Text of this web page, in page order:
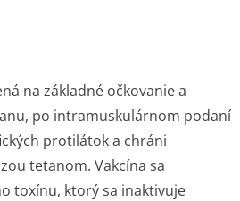
na základné očkovanie a
po intramuskulárnom podaní
protilátok a chráni
tetanom. Vakcína sa
toxínu, ktorý sa inaktivuje